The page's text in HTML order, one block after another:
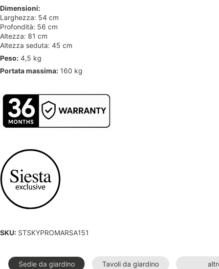
Dimensioni:
Larghezza: 54 cm
Profondità: 56 cm
Altezza: 81 cm
Altezza seduta: 45 cm
Peso: 4,5 kg
Portata massima: 160 kg
SKU: STSKYPROMARSA151
Sedie da giardino Tavoli da giardino